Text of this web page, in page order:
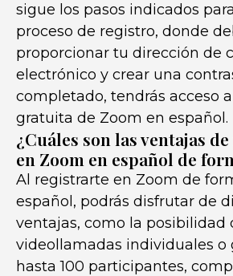
sigue los pasos indicados
proceso de registro, donde
proporcionar tu dirección de
electrónico y crear una
completado, tendrás acceso
gratuita de Zoom en español.
¿Cuáles son las ventajas
en Zoom en español de
Al registrarte en Zoom de
español, podrás disfrutar de
ventajas, como la posibilidad
videollamadas individuales o
hasta 100 participantes,